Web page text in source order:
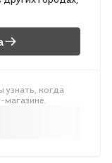
находились
в глубины нашей
на нашу
наибольшее
узнать, когда
магазине.